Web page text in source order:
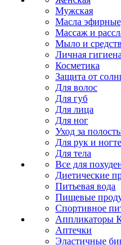
Мужская
Масла
Массаж и
Мыло и
Личная гигиена
Косметика
Защита от
Для волос
Для губ
Для лица
Для ног
Уход за
Для рук и
Для тела
Все для
Диетические
Питьевая вода
Пищевые
Спортивное
Аппликаторы
Аптечки
Эластичные